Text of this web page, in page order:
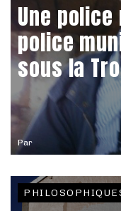
Par
Une
police
sous la